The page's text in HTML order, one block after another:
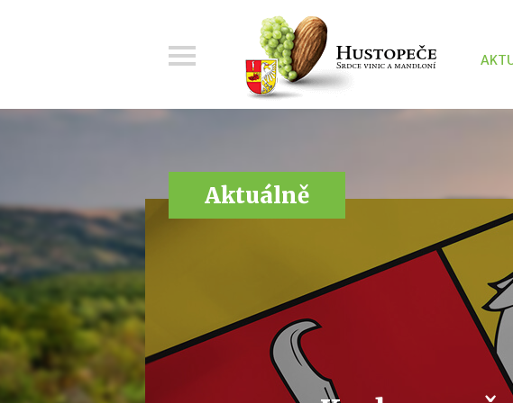
Aktuálně